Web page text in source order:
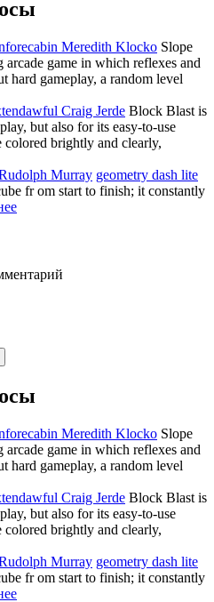
Meredith Klocko Slope
arcade game in which reflexes and
hard gameplay, a random level
Craig Jerde Block Blast is
but also for its easy-to-use
colored brightly and clearly,
Murray geometry dash lite
fr om start to finish; it constantly
Meredith Klocko Slope
arcade game in which reflexes and
hard gameplay, a random level
Craig Jerde Block Blast is
but also for its easy-to-use
colored brightly and clearly,
Murray geometry dash lite
fr om start to finish; it constantly